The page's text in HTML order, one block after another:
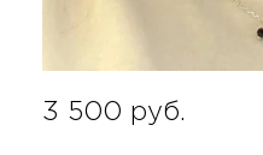
3 500 руб.